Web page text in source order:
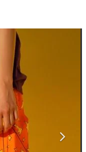
、硬派で骨太な評論連載
… ゲームにまつわる言葉
ーター文化史研究家・タ